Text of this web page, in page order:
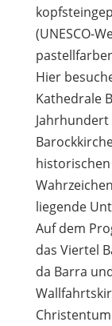
(UNESCO-
Hier
Kathedrale
historischen
liegende
Auf dem
das Viertel
da Barra